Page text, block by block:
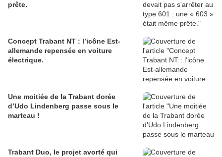
prête.
Concept Trabant NT : l’icône Est-
allemande repensée en voiture
électrique.
Une moitiée de la Trabant dorée
d’Udo Lindenberg passe sous le
marteau !
Trabant Duo, le projet avorté qui